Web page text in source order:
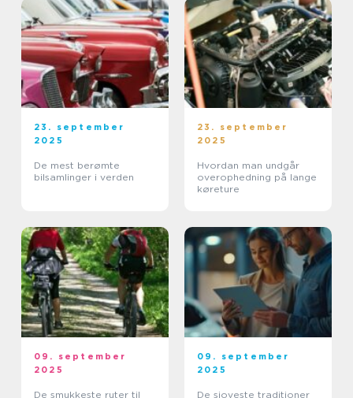
23. september
2025
De mest berømte
bilsamlinger i verden
23. september
2025
Hvordan man undgår
overophedning på lange
køreture
09. september
2025
De smukkeste ruter til
09. september
2025
De sjoveste traditioner